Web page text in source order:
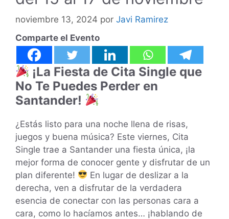
noviembre 13, 2024 por Javi Ramirez
Comparte el Evento
¡La Fiesta de Cita Single que
No Te Puedes Perder en
Santander!
¿Estás listo para una noche llena de risas,
juegos y buena música? Este viernes, Cita
Single trae a Santander una fiesta única, ¡la
mejor forma de conocer gente y disfrutar de un
plan diferente!
En lugar de deslizar a la
derecha, ven a disfrutar de la verdadera
esencia de conectar con las personas cara a
cara, como lo hacíamos antes… ¡hablando de